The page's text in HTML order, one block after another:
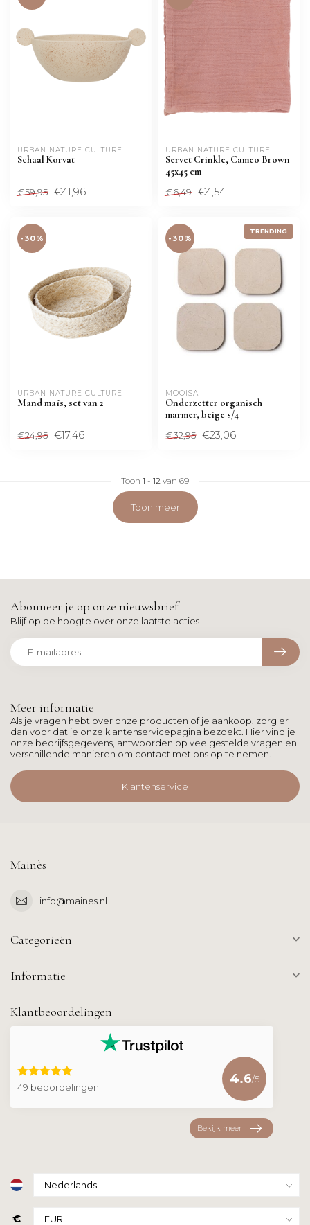
URBAN NATURE CULTURE
Schaal Korvat
€59,95 €41,96
URBAN NATURE CULTURE
Servet Crinkle, Cameo Brown
45x45 cm
€6,49 €4,54
-30%
URBAN NATURE CULTURE
Mand maïs, set van 2
€24,95 €17,46
TRENDING
-30%
MOOISA
Onderzetter organisch
marmer, beige s/4
€32,95 €23,06
Toon 1 - 12 van 69
Toon meer
Meer informatie
Als je vragen hebt over onze producten of je aankoop, zorg er
dan voor dat je onze klantenservicepagina bezoekt. Hier vind je
onze bedrijfsgegevens, antwoorden op veelgestelde vragen en
verschillende manieren om contact met ons op te nemen.
Klantenservice
Abonneer je op onze nieuwsbrief
Blijf op de hoogte over onze laatste acties
Mainès
info@maines.nl
Categorieën
Informatie
Klantbeoordelingen
49 beoordelingen
4.6/5
Bekijk meer
€